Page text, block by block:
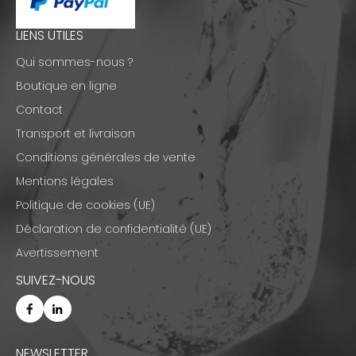
LIENS UTILES
Qui sommes-nous ?
Boutique en ligne
Contact
Transport et livraison
Conditions générales de vente
Mentions légales
Politique de cookies (UE)
Déclaration de confidentialité (UE)
Avertissement
SUIVEZ-NOUS